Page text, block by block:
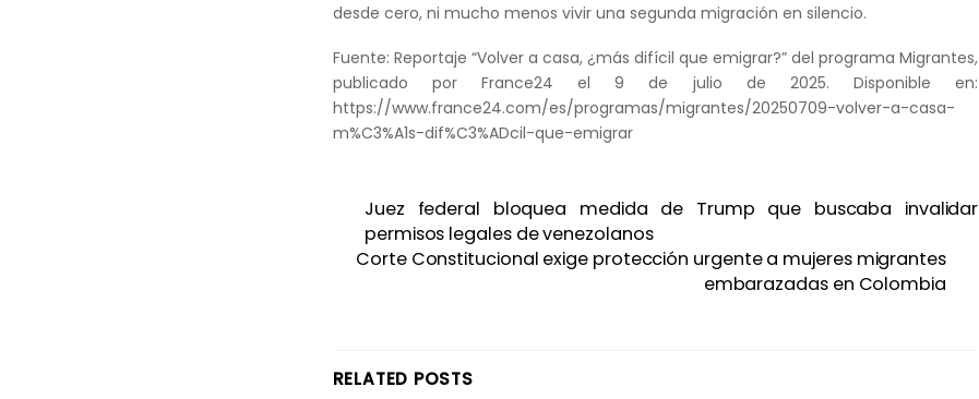
desde cero, ni mucho menos vivir una segunda migración en silencio.
Fuente: Reportaje “Volver a casa, ¿más difícil que emigrar?” del programa Migrantes,
publicado por France24 el 9 de julio de 2025. Disponible en:
https://www.france24.com/es/programas/migrantes/20250709-volver-a-casa-
m%C3%A1s-dif%C3%ADcil-que-emigrar
Juez federal bloquea medida de Trump que buscaba invalidar
permisos legales de venezolanos
Corte Constitucional exige protección urgente a mujeres migrantes
embarazadas en Colombia
RELATED POSTS